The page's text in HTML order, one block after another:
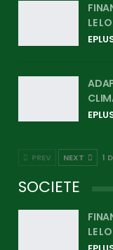
LE
PREV NEXT 1
SOCIETE
LE